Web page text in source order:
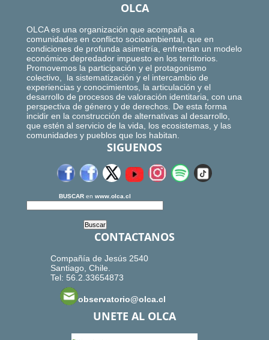
OLCA
OLCA es una organización que acompaña a
comunidades en conflicto socioambiental, que en
condiciones de profunda asimetría, enfrentan un modelo
económico depredador impuesto en los territorios.
Promovemos la participación y el protagonismo
colectivo, la sistematización y el intercambio de
experiencias y conocimientos, la articulación y el
desarrollo de procesos de valoración identitaria, con una
perspectiva de género y de derechos. De esta forma
incidir en la construcción de alternativas al desarrollo,
que estén al servicio de la vida, los ecosistemas, y las
comunidades y pueblos que los habitan.
SIGUENOS
BUSCAR en www.olca.cl
CONTACTANOS
Compañía de Jesús 2540
Santiago, Chile.
Tel: 56.2.33654873
observatorio@olca.cl
UNETE AL OLCA